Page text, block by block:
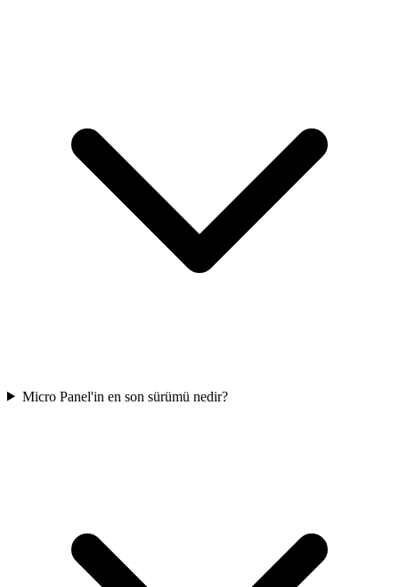
Micro Panel'in en son sürümü nedir?